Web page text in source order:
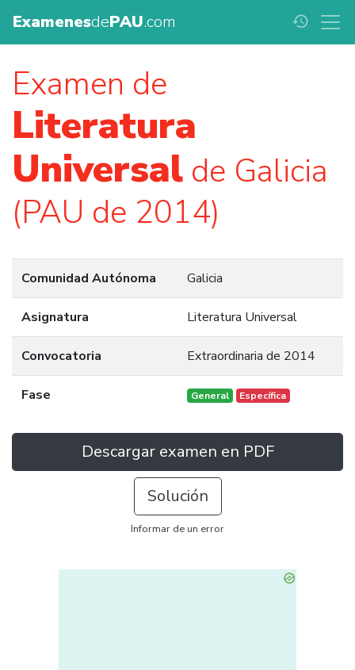
ExamenesdePAU.com history
Examen de
Literatura
Universal de Galicia
(PAU de 2014)
Comunidad Autónoma Galicia
Asignatura Literatura Universal
Convocatoria Extraordinaria de 2014
Fase General Específica
Descargar examen en PDF
Solución
Informar de un error